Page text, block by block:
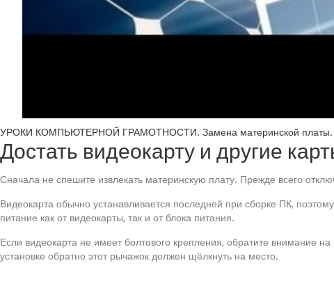
УРОКИ КОМПЬЮТЕРНОЙ ГРАМОТНОСТИ. Замена материнской платы.
Достать видеокарту и другие
Сначала не спешите извлекать материнскую плату. Прежде всего
Видеокарта обычно устанавливается последней при сборке ПК,
питание как от видеокарты, так и от блока питания.
Если видеокарта не имеет болтового крепления, обратите внимание
установке обратно этот рычажок должен щёлкнуть на место.